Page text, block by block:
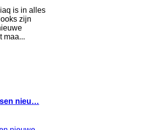
is in alles
zijn
maa...
nieu…